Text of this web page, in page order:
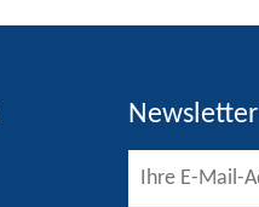
Newsletter